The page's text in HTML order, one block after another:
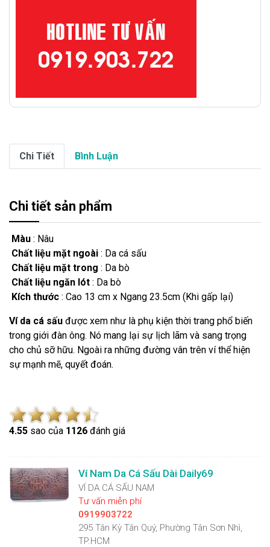
Chi Tiết Bình Luận
Chi tiết sản phẩm
Màu : Nâu
Chất liệu mặt ngoài : Da cá sấu
Chất liệu mặt trong : Da bò
Chất liệu ngăn lót : Da bò
Kích thước : Cao 13 cm x Ngang 23.5cm (Khi gấp lại)
Ví da cá sấu được xem như là phụ kiện thời trang phổ biến
trong giới đàn ông. Nó mang lại sự lịch lãm và sang trọng
cho chủ sỡ hữu. Ngoài ra những đường vân trên ví thể hiện
sự mạnh mẽ, quyết đoán.
4.55 sao của 1126 đánh giá
Ví Nam Da Cá Sấu Dài Daily69
VÍ DA CÁ SẤU NAM
Tư vấn miễn phí
0919903722
295 Tân Kỳ Tân Quý, Phường Tân Sơn Nhì,
TP.HCM